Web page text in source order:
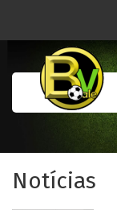
Notícias